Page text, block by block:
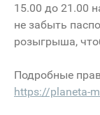
15.00 до 21.00
не забыть
розыгрыша,
Подробные
https://planeta-